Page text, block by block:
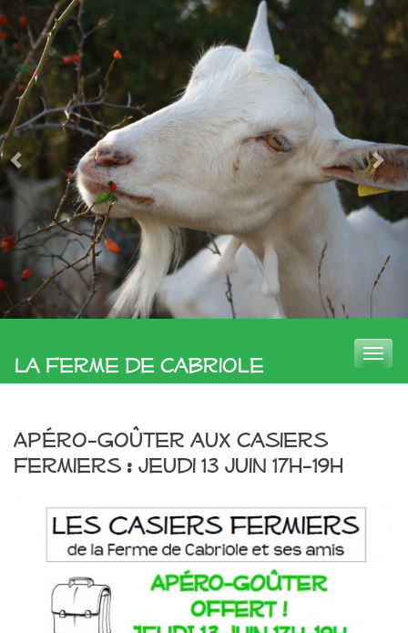
La Ferme de Cabriole
Toggle
Apéro-Goûter aux Casiers
Fermiers : jeudi 13 juin 17h-19h